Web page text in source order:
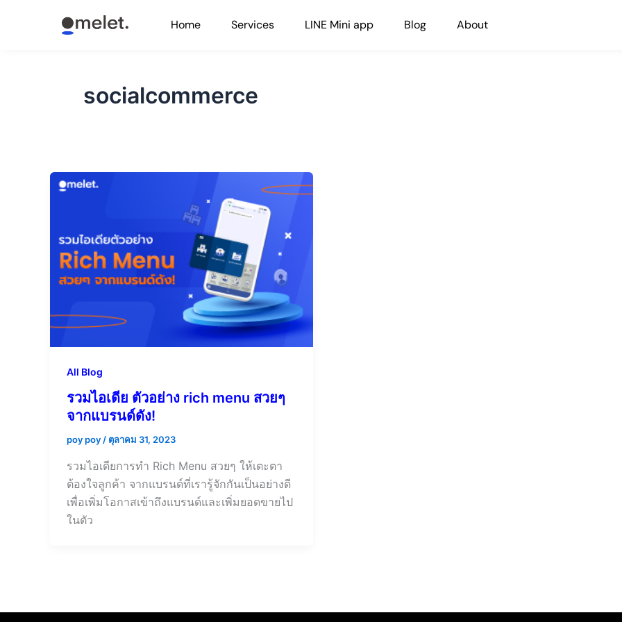
Home Services LINE Mini app Blog About
socialcommerce
All Blog
รวมไอเดีย ตัวอย่าง rich menu สวยๆ
จากแบรนด์ดัง!
poy poy/ ตุลาคม 31, 2023
รวมไอเดียการทำ Rich Menu สวยๆ ให้เตะตา
ต้องใจลูกค้า จากแบรนด์ที่เรารู้จักกันเป็นอย่างดี
เพื่อเพิ่มโอกาสเข้าถึงแบรนด์และเพิ่มยอดขายไป
ในตัว